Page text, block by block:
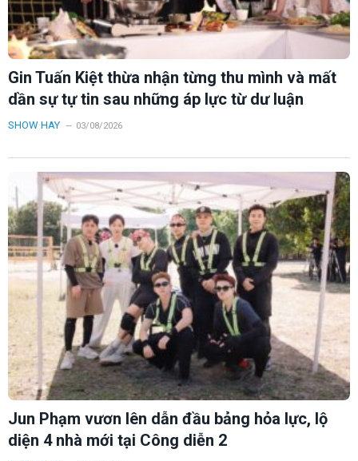
Gin Tuấn Kiệt thừa nhận từng thu mình và mất
dần sự tự tin sau những áp lực từ dư luận
SHOW HAY 03/08/2026
Jun Phạm vươn lên dẫn đầu bảng hỏa lực, lộ
diện 4 nhà mới tại Công diễn 2